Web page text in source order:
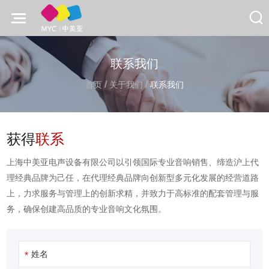
联系我们
首页/ 关于我们 /联系我们
获得联系
上海中美亚电声设备有限公司以引领国际专业音响销售、缔造沪上代
理经典品牌为己任，在代理经典品牌向创新型多元化发展的经营道路
上，力求服务与管理上的创新求精，并致力于高标准的配套管理与服
务，确保创建高品质的专业音响文化氛围。